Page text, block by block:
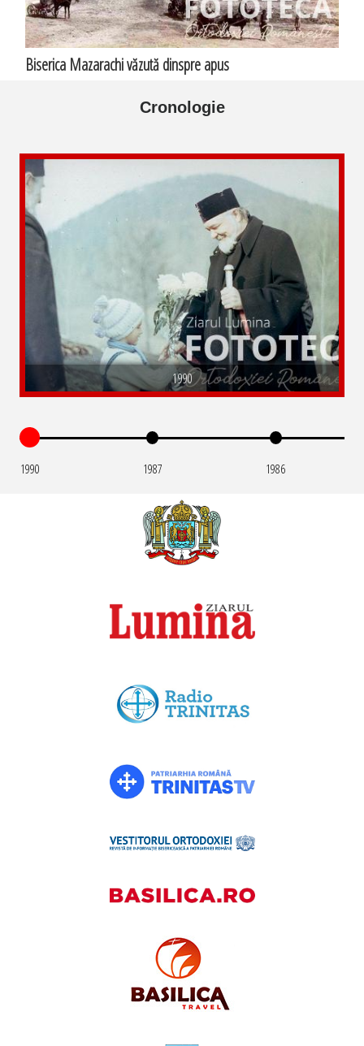
Biserica Mazarachi văzută dinspre apus
Cronologie
1990
1990 1987 1986